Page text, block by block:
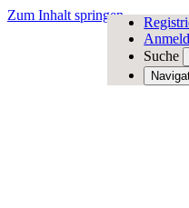
Zum Inhalt springen
Suche